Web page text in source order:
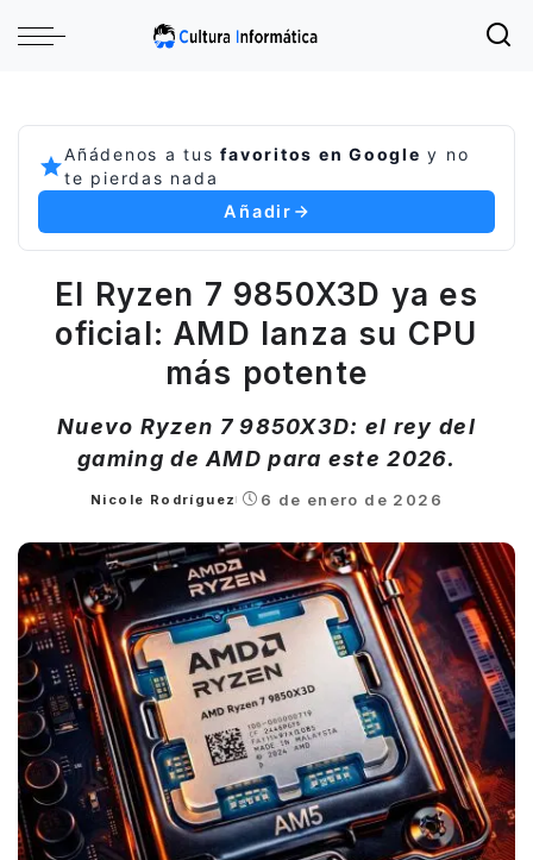
Añádenos a tusfavoritos en Google y no
te pierdas nada
Añadir
El Ryzen 7 9850X3D ya es
oficial: AMD lanza su CPU
más potente
Nuevo Ryzen 7 9850X3D: el rey del
gaming de AMD para este 2026.
Posted
Nicole Rodríguez 6 de enero de 2026